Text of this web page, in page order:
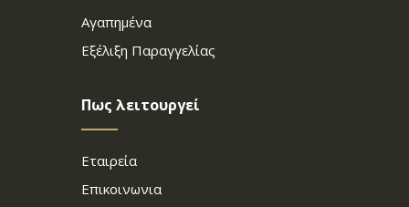
Αγαπημένα
Εξέλιξη Παραγγελίας
Πως λειτουργεί
Εταιρεία
Επικοινωνια